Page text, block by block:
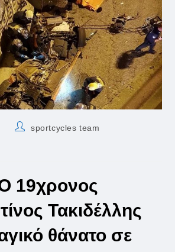
Postsportcycles team
19χρονος
Τακιδέλλης
θάνατο σε